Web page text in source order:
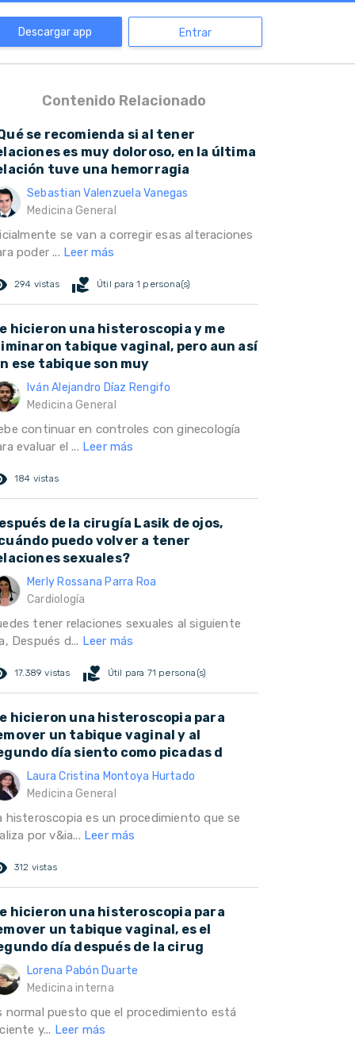
Descargar app Entrar
Contenido Relacionado
se recomienda si al tener
es muy doloroso, en la última
tuve una hemorragia
Sebastian Valenzuela Vanegas
Medicina General
se van a corregir esas alteraciones
poder ... Leer más
294 vistas volunteer_activism Útil para 1 persona(s)
hicieron una histeroscopia y me
tabique vaginal, pero aun así
ese tabique son muy
Iván Alejandro Díaz Rengifo
Medicina General
continuar en controles con ginecología
evaluar el ... Leer más
184 vistas
de la cirugía Lasik de ojos,
puedo volver a tener
sexuales?
Merly Rossana Parra Roa
Cardiología
tener relaciones sexuales al siguiente
Después d... Leer más
17.389 vistas volunteer_activism Útil para 71 persona(s)
hicieron una histeroscopia para
un tabique vaginal y al
día siento como picadas d
Laura Cristina Montoya Hurtado
Medicina General
histeroscopia es un procedimiento que se
por v&ia... Leer más
312 vistas
hicieron una histeroscopia para
un tabique vaginal, es el
día después de la cirug
Lorena Pabón Duarte
Medicina interna
normal puesto que el procedimiento está
y... Leer más